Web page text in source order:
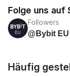
Folge uns auf
Followers
@Bybit EU
Häufig